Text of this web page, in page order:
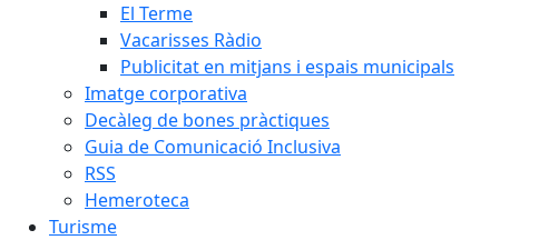
El Terme
Vacarisses Ràdio
Publicitat en mitjans i espais municipals
Imatge corporativa
Decàleg de bones pràctiques
Guia de Comunicació Inclusiva
RSS
Hemeroteca
Turisme